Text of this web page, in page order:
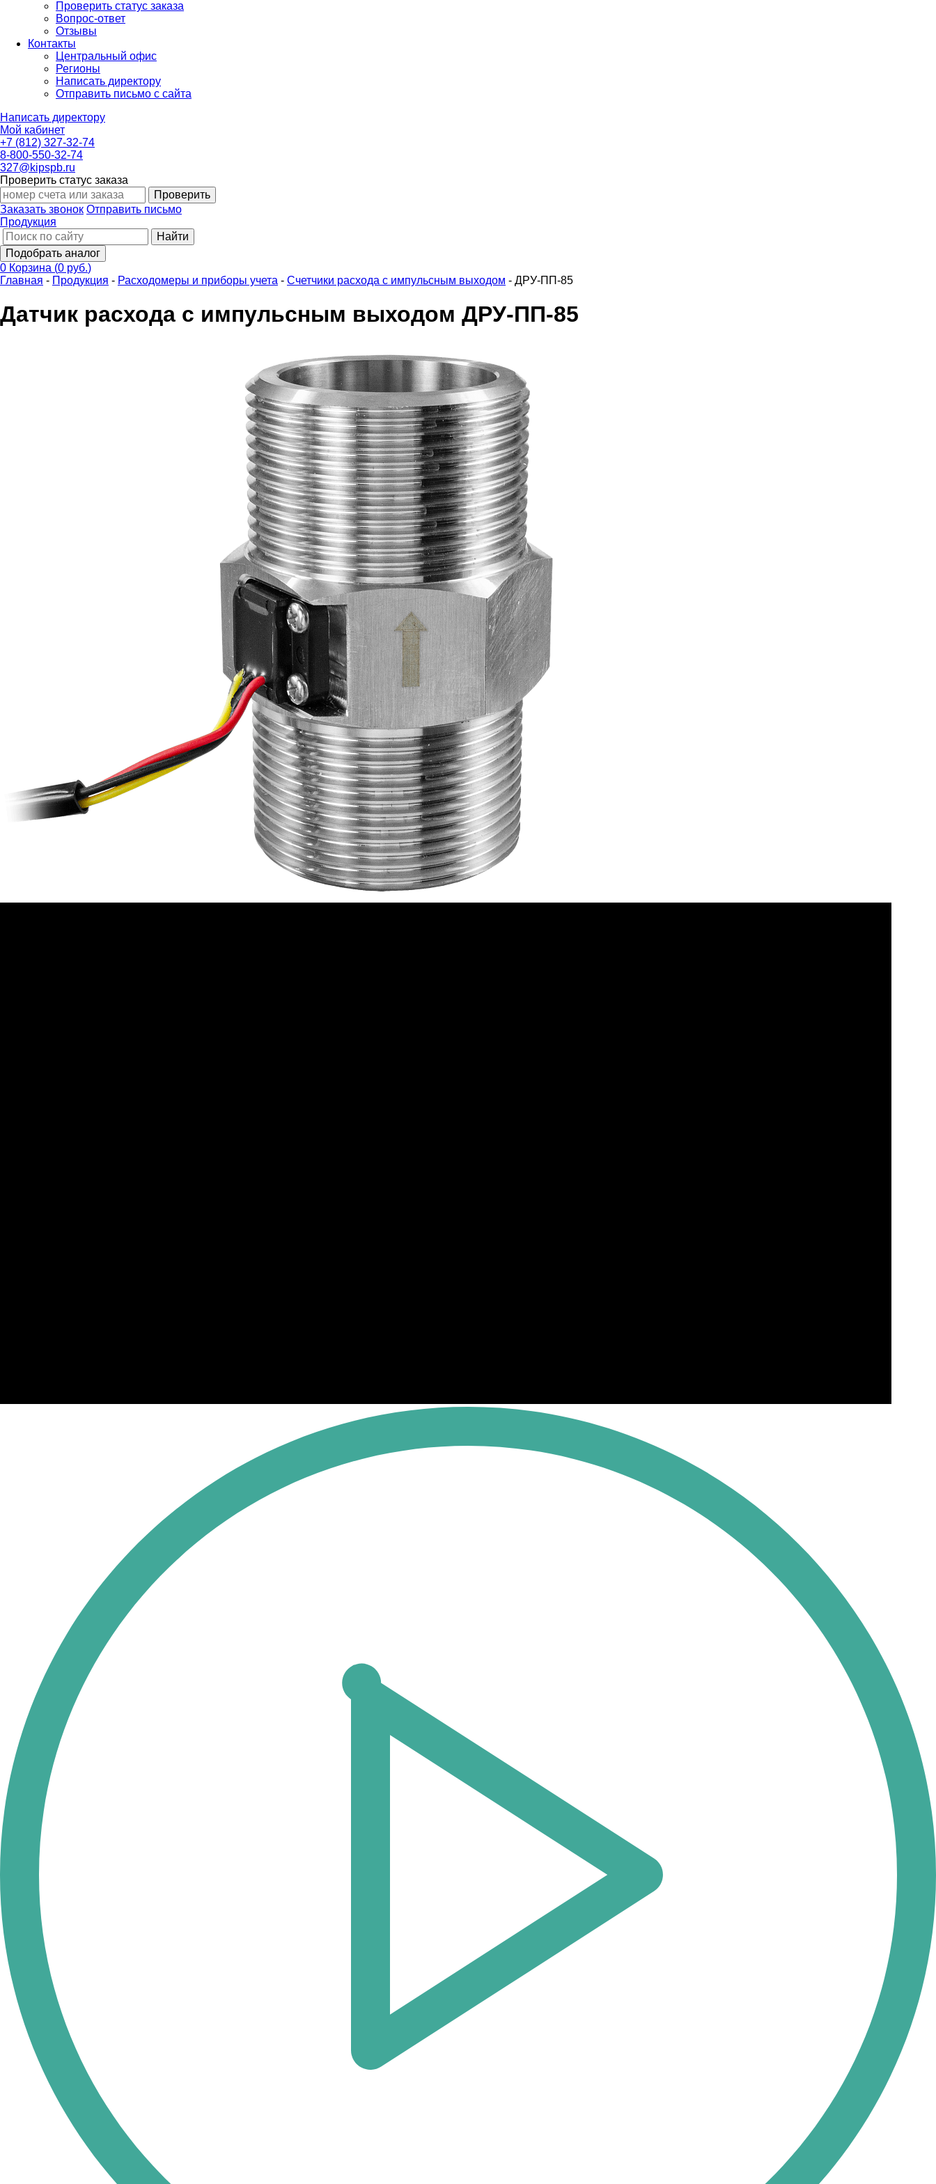
Проверить статус заказа
Вопрос-ответ
Отзывы
Контакты
Центральный офис
Регионы
Написать директору
Отправить письмо с сайта
Написать директору
Мой кабинет
+7 (812) 327-32-74
8-800-550-32-74
327@kipspb.ru
Проверить статус заказа
Проверить
Заказать звонок Отправить письмо
Продукция
Найти
Подобрать аналог
0 Корзина (0 руб.)
Главная - Продукция - Расходомеры и приборы учета - Счетчики расхода с импульсным выходом - ДРУ-ПП-85
Датчик расхода с импульсным выходом ДРУ-ПП-85